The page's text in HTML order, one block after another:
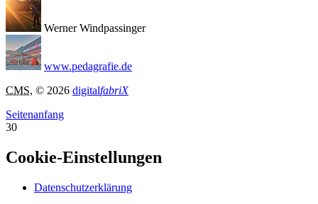
Werner Windpassinger
www.pedagrafie.de
CMS, © 2026 digitalfabriX
Seitenanfang
30
Cookie-Einstellungen
Datenschutzerklärung